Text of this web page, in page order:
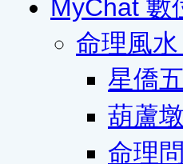
MyChat 數
命理風水
星僑
葫蘆
命理